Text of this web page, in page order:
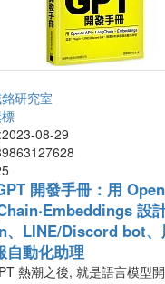
研究室
08-29
開發手冊：用
設
、LINE/Discord bot、
自動化助理
熱潮之後, 就是語言模型